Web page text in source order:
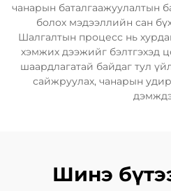
чанарын баталгаажуулалтын
болох мэдээллийн сан
Шалгалтын процесс нь
хэмжих дээжийг бэлтгэхэд
шаардлагатай байдаг тул
сайжруулах, чанарын
Шинэ